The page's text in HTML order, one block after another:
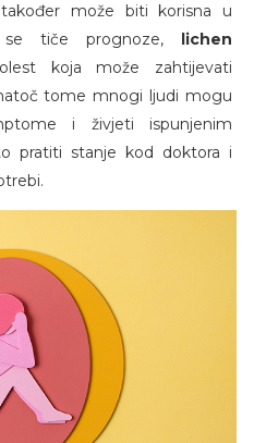
može biti korisna u
se tiče prognoze, lichen
koja može zahtijevati
tome mnogi ljudi mogu
i živjeti ispunjenim
pratiti stanje kod doktora i